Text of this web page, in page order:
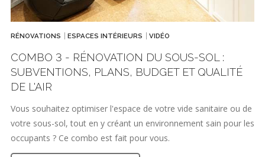
RÉNOVATIONS ESPACES INTÉRIEURS VIDÉO
COMBO 3 - RÉNOVATION DU SOUS-SOL :
SUBVENTIONS, PLANS, BUDGET ET QUALITÉ
DE L'AIR
Vous souhaitez optimiser l'espace de votre vide sanitaire ou de
votre sous-sol, tout en y créant un environnement sain pour les
occupants ? Ce combo est fait pour vous.